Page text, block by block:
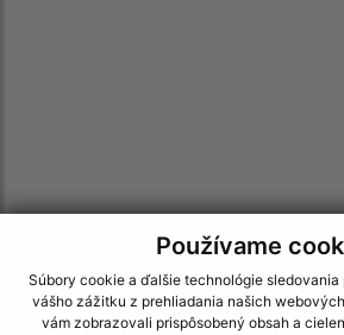
Používame
Súbory cookie a ďalšie technológie
vášho zážitku z prehliadania našich
vám zobrazovali prispôsobený obsah a
Informácie o